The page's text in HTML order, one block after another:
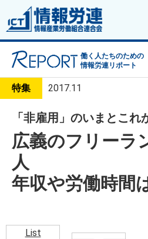
働く人たちのための
情報労連リポート
特集 2017.11
「非雇用」のいまとこれ
広義のフリーラ
人
年収や労働時間
List